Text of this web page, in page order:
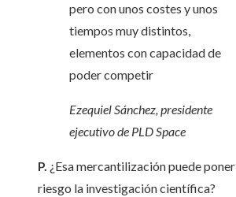
pero con unos costes y unos
tiempos muy distintos,
elementos con capacidad de
poder competir
Ezequiel Sánchez, presidente
ejecutivo de PLD Space
P. ¿Esa mercantilización puede
riesgo la investigación científica?